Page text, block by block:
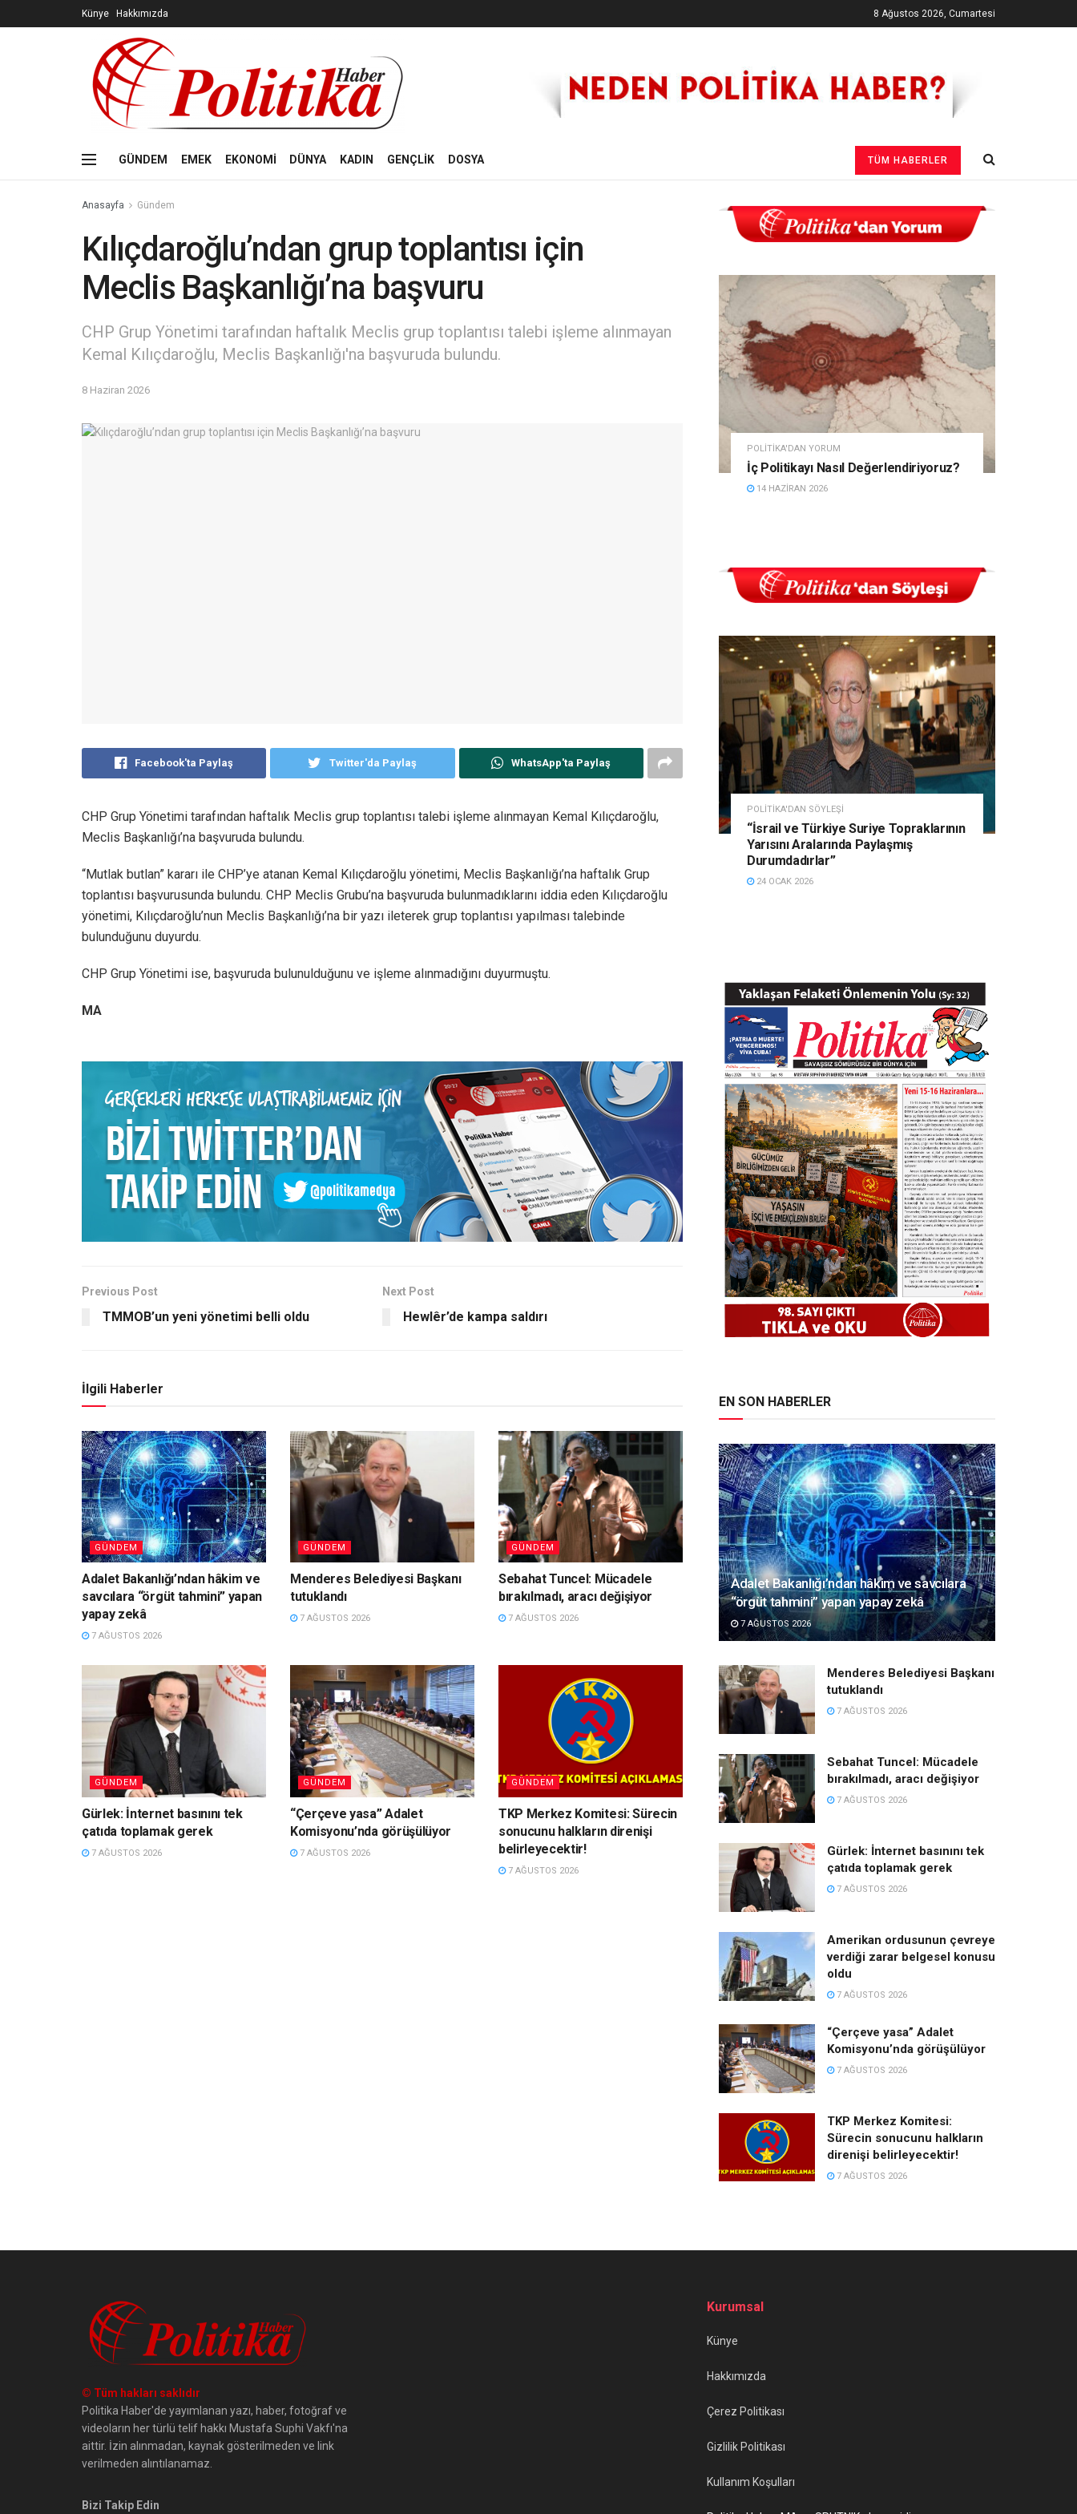
Künye Hakkımızda 8 Ağustos 2026, Cumartesi
GÜNDEM EMEK EKONOMİ DÜNYA KADIN GENÇLİK DOSYA TÜM HABERLER
Anasayfa Gündem
Kılıçdaroğlu’ndan grup toplantısı için
Meclis Başkanlığı’na başvuru
CHP Grup Yönetimi tarafından haftalık Meclis grup toplantısı talebi işleme alınmayan
Kemal Kılıçdaroğlu, Meclis Başkanlığı'na başvuruda bulundu.
8 Haziran 2026
Facebook'ta Paylaş Twitter'da Paylaş WhatsApp'ta Paylaş
CHP Grup Yönetimi tarafından haftalık Meclis grup toplantısı talebi işleme alınmayan Kemal Kılıçdaroğlu,
Meclis Başkanlığı’na başvuruda bulundu.
“Mutlak butlan” kararı ile CHP’ye atanan Kemal Kılıçdaroğlu yönetimi, Meclis Başkanlığı’na haftalık Grup
toplantısı başvurusunda bulundu. CHP Meclis Grubu’na başvuruda bulunmadıklarını iddia eden Kılıçdaroğlu
yönetimi, Kılıçdaroğlu’nun Meclis Başkanlığı’na bir yazı ileterek grup toplantısı yapılması talebinde
bulunduğunu duyurdu.
CHP Grup Yönetimi ise, başvuruda bulunulduğunu ve işleme alınmadığını duyurmuştu.
MA
Previous Post
TMMOB’un yeni yönetimi belli oldu
Next Post
Hewlêr’de kampa saldırı
İlgili Haberler
GÜNDEM
Adalet Bakanlığı’ndan hâkim ve
savcılara “örgüt tahmini” yapan
yapay zekâ
7 AĞUSTOS 2026
GÜNDEM
Menderes Belediyesi Başkanı
tutuklandı
7 AĞUSTOS 2026
GÜNDEM
Sebahat Tuncel: Mücadele
bırakılmadı, aracı değişiyor
7 AĞUSTOS 2026
GÜNDEM
Gürlek: İnternet basınını tek
çatıda toplamak gerek
7 AĞUSTOS 2026
GÜNDEM
“Çerçeve yasa” Adalet
Komisyonu’nda görüşülüyor
7 AĞUSTOS 2026
GÜNDEM
TKP Merkez Komitesi: Sürecin
sonucunu halkların direnişi
belirleyecektir!
7 AĞUSTOS 2026
POLITIKA'DAN YORUM
İç Politikayı Nasıl Değerlendiriyoruz?
14 HAZIRAN 2026
POLITIKA'DAN SÖYLEŞI
“İsrail ve Türkiye Suriye Topraklarının
Yarısını Aralarında Paylaşmış
Durumdadırlar”
24 OCAK 2026
EN SON HABERLER
Adalet Bakanlığı’ndan hâkim ve savcılara
“örgüt tahmini” yapan yapay zekâ
7 AĞUSTOS 2026
Menderes Belediyesi Başkanı
tutuklandı
7 AĞUSTOS 2026
Sebahat Tuncel: Mücadele
bırakılmadı, aracı değişiyor
7 AĞUSTOS 2026
Gürlek: İnternet basınını tek
çatıda toplamak gerek
7 AĞUSTOS 2026
Amerikan ordusunun çevreye
verdiği zarar belgesel konusu
oldu
7 AĞUSTOS 2026
“Çerçeve yasa” Adalet
Komisyonu’nda görüşülüyor
7 AĞUSTOS 2026
TKP Merkez Komitesi:
Sürecin sonucunu halkların
direnişi belirleyecektir!
7 AĞUSTOS 2026
© Tüm hakları saklıdır
Politika Haber'de yayımlanan yazı, haber, fotoğraf ve
videoların her türlü telif hakkı Mustafa Suphi Vakfı'na
aittir. İzin alınmadan, kaynak gösterilmeden ve link
verilmeden alıntılanamaz.
Bizi Takip Edin
Kurumsal
Künye
Hakkımızda
Çerez Politikası
Gizlilik Politikası
Kullanım Koşulları